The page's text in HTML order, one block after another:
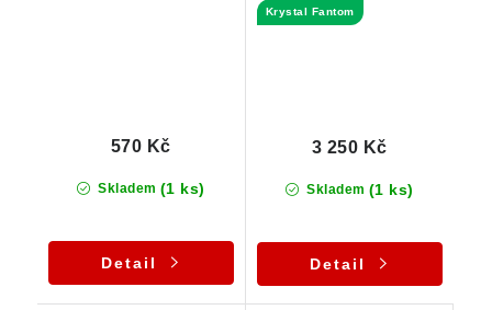
Skladem (1 ks)
570 Kč
Detail
Krystal Fantom
Skladem (1 ks)
3 250 Kč
Detail